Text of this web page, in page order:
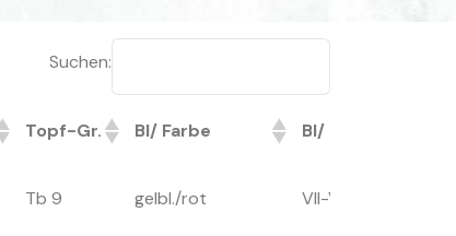
Suchen:
Topf-Gr. Bl/ Farbe Bl/ Zeit
Tb 9 gelbl./rot VII-VIII